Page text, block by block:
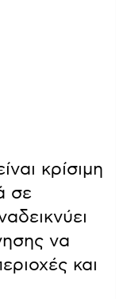
κρίσιμη
σε
να
και